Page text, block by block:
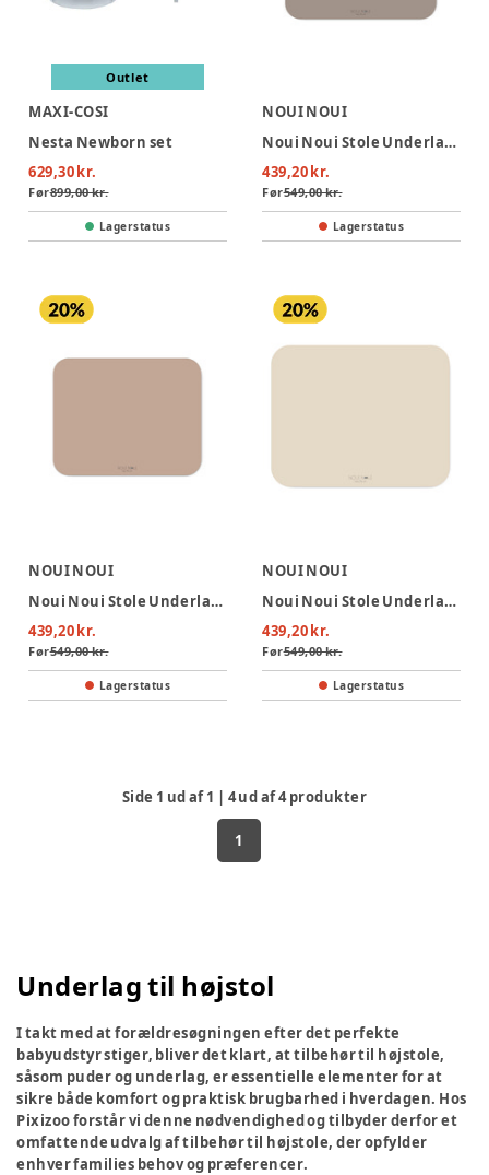
Outlet
MAXI-COSI
Nesta Newborn set
629,30 kr.
Før899,00 kr.
Lagerstatus
NOUI NOUI
Noui Noui Stole Underlag - Brun
439,20 kr.
Før549,00 kr.
Lagerstatus
NOUI NOUI
Noui Noui Stole Underlag - Rose
439,20 kr.
Før549,00 kr.
Lagerstatus
NOUI NOUI
Noui Noui Stole Underlag - Nude
439,20 kr.
Før549,00 kr.
Lagerstatus
Side 1 ud af1 | 4ud af4produkter
1
Underlag til højstol
I takt med at forældresøgningen efter det perfekte
babyudstyr stiger, bliver det klart, at tilbehør til højstole,
såsom puder og underlag, er essentielle elementer for at
sikre både komfort og praktisk brugbarhed i hverdagen. Hos
Pixizoo forstår vi denne nødvendighed og tilbyder derfor et
omfattende udvalg af tilbehør til højstole, der opfylder
enhver families behov og præferencer.